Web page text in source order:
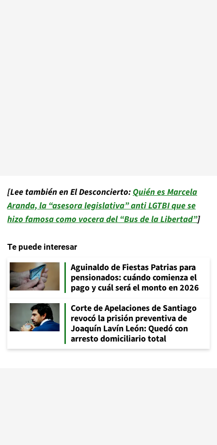
[Lee también en El Desconcierto:Quién es Marcela
Aranda, la “asesora legislativa” anti LGTBI que se
hizo famosa como vocera del “Bus de la Libertad”]
Te puede interesar
Aguinaldo de Fiestas Patrias para
pensionados: cuándo comienza el
pago y cuál será el monto en 2026
Corte de Apelaciones de Santiago
revocó la prisión preventiva de
Joaquín Lavín León: Quedó con
arresto domiciliario total